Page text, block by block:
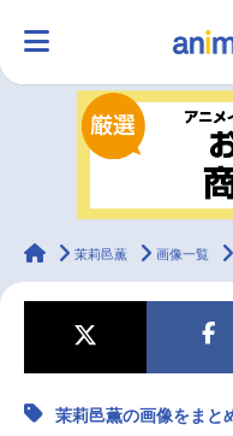
ランキング
ラジオ みんなの声
マンガ・ラノベ ゲーム・アプ
2.5次元 配信・
animateTimes
茉莉邑薫 画像一覧
茉莉邑薫の画像をまと